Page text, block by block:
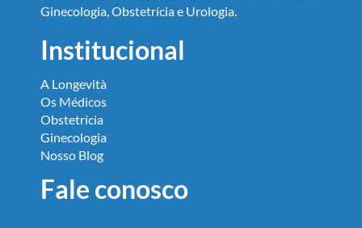
Ginecologia, Obstetrícia e Urologia.
Institucional
A Longevità
Os Médicos
Obstetrícia
Ginecologia
Nosso Blog
Fale conosco